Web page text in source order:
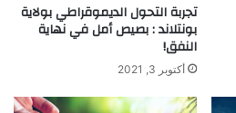
تجربة التحول الديموقراطي بولاية
بونتلاند : بصيص أمل في نهاية
النفق!
أكتوبر 3, 2021